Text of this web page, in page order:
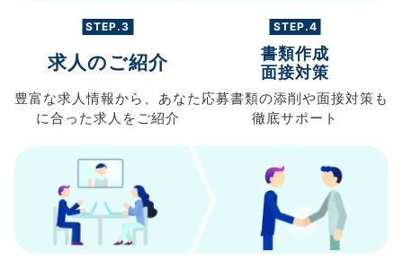
STEP.3
求人のご紹介
豊富な求人情報から、 あなた
に合った求人を ご紹介
STEP.4
書類作成
面接対策
応募書類の添削や面接対策も
徹底サポート